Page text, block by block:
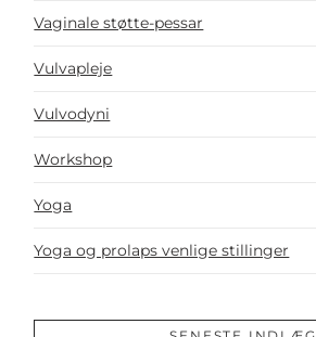
Vaginale støtte-pessar
Vulvapleje
Vulvodyni
Workshop
Yoga
Yoga og prolaps venlige stillinger